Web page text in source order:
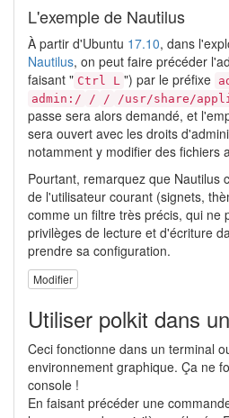
L'exemple de Nautilus
À partir d'Ubuntu 17.10, dans
Nautilus, on peut faire précéder
faisant " Ctrl L ") par le préfixe
admin:/ / / /usr/share/
passe sera alors demandé, et
sera ouvert avec les droits
notamment y modifier des fichiers
Pourtant, remarquez que Nautilus
de l'utilisateur courant (signets,
comme un filtre très précis, qui ne
privilèges de lecture et d'écriture
prendre sa configuration.
Modifier
Utiliser polkit dans
Ceci fonctionne dans un terminal
environnement graphique. Ça ne
console !
En faisant précéder une